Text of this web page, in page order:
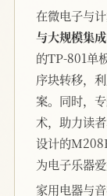
在微电子与
与大规模集
的TP-801单
序块转移，
案。同时，
术，助力读
设计的
为电子乐器
家用电器与